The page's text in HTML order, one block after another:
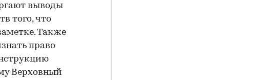
выводы
того, что
Также
право
Верховный